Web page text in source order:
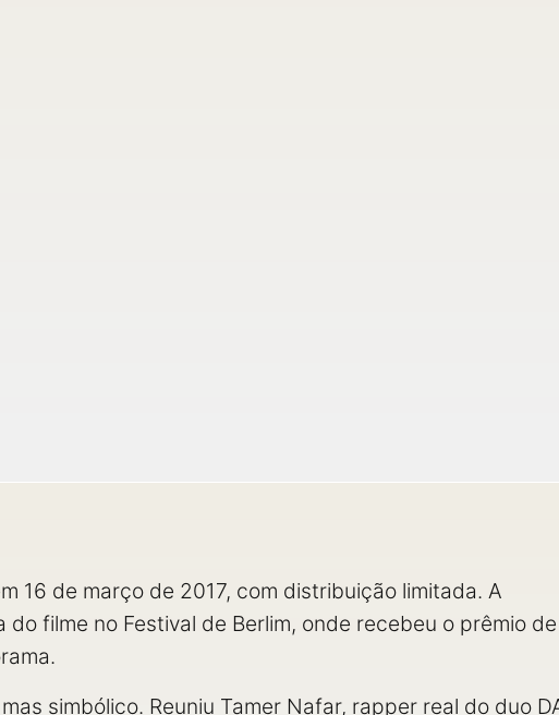
16 de março de 2017, com distribuição limitada. A
filme no Festival de Berlim, onde recebeu o prêmio de
simbólico. Reuniu Tamer Nafar, rapper real do duo